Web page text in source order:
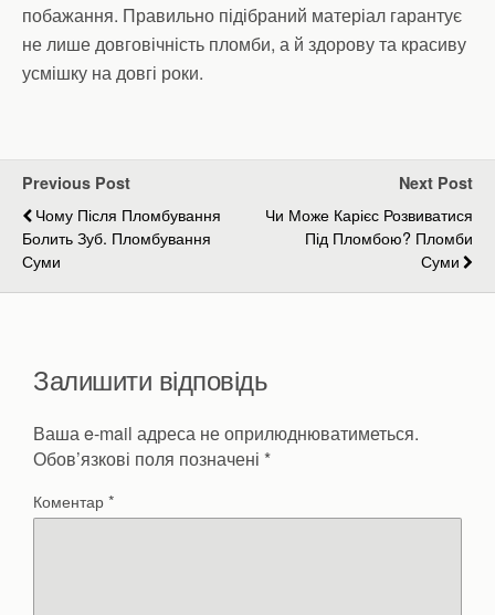
побажання. Правильно підібраний матеріал гарантує
не лише довговічність пломби, а й здорову та красиву
усмішку на довгі роки.
Previous Post
Чому Після Пломбування
Болить Зуб. Пломбування
Суми
Next Post
Чи Може Карієс Розвиватися
Під Пломбою? Пломби
Суми
Залишити відповідь
Ваша e-mail адреса не оприлюднюватиметься.
Обов’язкові поля позначені *
Коментар*